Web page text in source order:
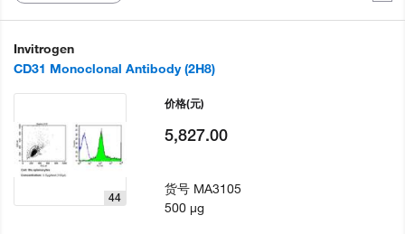
Invitrogen
CD31 Monoclonal Antibody (2H8)
44
价格(元)
5,827.00
货号 MA3105
500 µg